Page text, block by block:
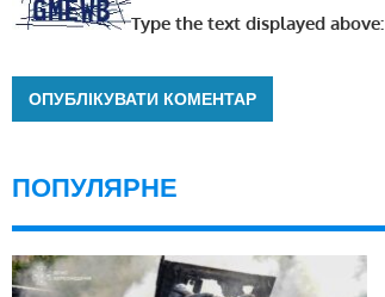
Type the text displayed above:
ПОПУЛЯРНЕ